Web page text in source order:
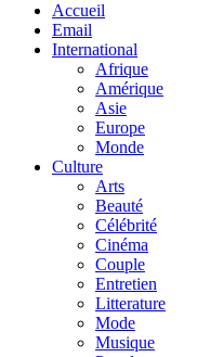
Accueil
Email
International
Afrique
Amérique
Asie
Europe
Monde
Culture
Arts
Beauté
Célébrité
Cinéma
Couple
Entretien
Litterature
Mode
Musique